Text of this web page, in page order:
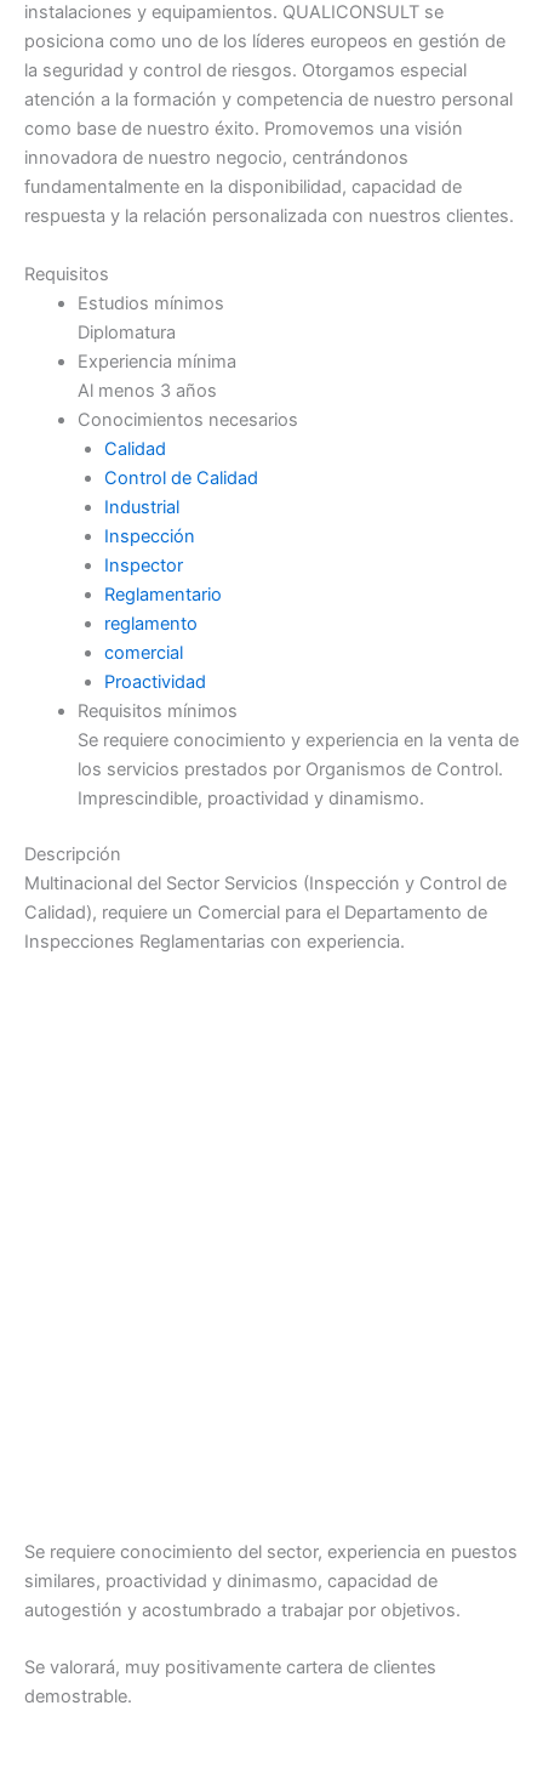
instalaciones y equipamientos. QUALICONSULT se
posiciona como uno de los líderes europeos en gestión de
la seguridad y control de riesgos. Otorgamos especial
atención a la formación y competencia de nuestro personal
como base de nuestro éxito. Promovemos una visión
innovadora de nuestro negocio, centrándonos
fundamentalmente en la disponibilidad, capacidad de
respuesta y la relación personalizada con nuestros clientes.
Requisitos
Estudios mínimos
Diplomatura
Experiencia mínima
Al menos 3 años
Conocimientos necesarios
Calidad
Control de Calidad
Industrial
Inspección
Inspector
Reglamentario
reglamento
comercial
Proactividad
Requisitos mínimos
Se requiere conocimiento y experiencia en la venta de
los servicios prestados por Organismos de Control.
Imprescindible, proactividad y dinamismo.
Descripción
Multinacional del Sector Servicios (Inspección y Control de
Calidad), requiere un Comercial para el Departamento de
Inspecciones Reglamentarias con experiencia.
Se requiere conocimiento del sector, experiencia en puestos
similares, proactividad y dinimasmo, capacidad de
autogestión y acostumbrado a trabajar por objetivos.
Se valorará, muy positivamente cartera de clientes
demostrable.